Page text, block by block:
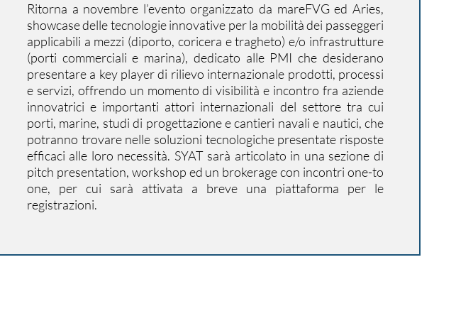
Ritorna a novembre l’evento organizzato da mareFVG ed Aries,
showcase delle tecnologie innovative per la mobilità dei passeggeri
applicabili a mezzi (diporto, coricera e tragheto) e/o infrastrutture
(porti commerciali e marina), dedicato alle PMI che desiderano
presentare a key player di rilievo internazionale prodotti, processi
e servizi, offrendo un momento di visibilità e incontro fra aziende
innovatrici e importanti attori internazionali del settore tra cui
porti, marine, studi di progettazione e cantieri navali e nautici, che
potranno trovare nelle soluzioni tecnologiche presentate risposte
efficaci alle loro necessità. SYAT sarà articolato in una sezione di
pitch presentation, workshop ed un brokerage con incontri one-to
one, per cui sarà attivata a breve una piattaforma per le
registrazioni.